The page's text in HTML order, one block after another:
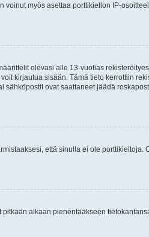
myös asettaa porttikiellon IP-
olevasi alle 13-vuotias
kirjautua sisään. Tämä tieto kerrottiin
ovat saattaneet jäädä
että sinulla ei ole porttikieltoja.
aikaan pienentääkseen